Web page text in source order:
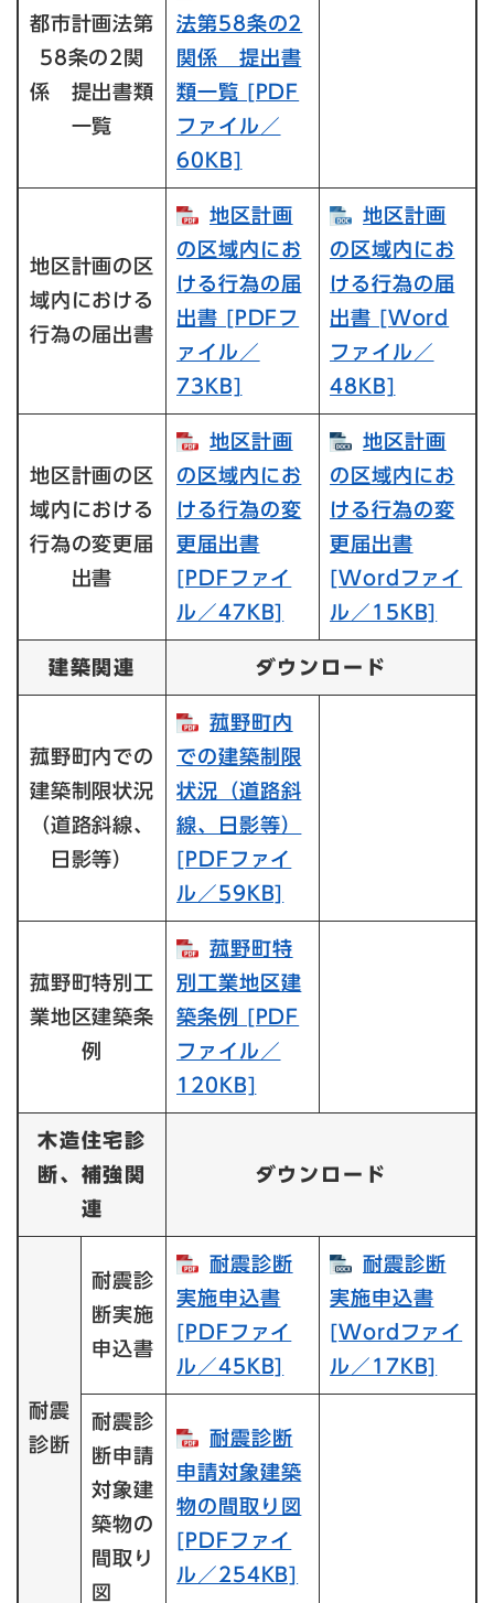
都市計画法第
58条の2関
係 提出書類
一覧
法第58条の2
関係 提出書
類一覧​ [PDF
ファイル／
60KB]
地区計画の区
域内における
行為の届出書
地区計画
の区域内にお
ける行為の届
出書​ [PDFフ
ァイル／
73KB]
地区計画
の区域内にお
ける行為の届
出書​ [Word
ファイル／
48KB]
地区計画の区
域内における
行為の変更届
出書
地区計画
の区域内にお
ける行為の変
更届出書​
[PDFファイ
ル／47KB]
地区計画
の区域内にお
ける行為の変
更届出書​
[Wordファイ
ル／15KB]
建築関連 ダウンロード
菰野町内での
建築制限状況
（道路斜線、
日影等）
菰野町内
での建築制限
状況（道路斜
線、日影等）​
[PDFファイ
ル／59KB]
菰野町特別工
業地区建築条
例
菰野町特
別工業地区建
築条例​ [PDF
ファイル／
120KB]
木造住宅診
断、補強関
連
ダウンロード
耐震
診断
耐震診
断実施
申込書
耐震診断
実施申込書​
[PDFファイ
ル／45KB]
耐震診断
実施申込書​
[Wordファイ
ル／17KB]
耐震診
断申請
対象建
築物の
間取り
図
耐震診断
申請対象建築
物の間取り図​
[PDFファイ
ル／254KB]